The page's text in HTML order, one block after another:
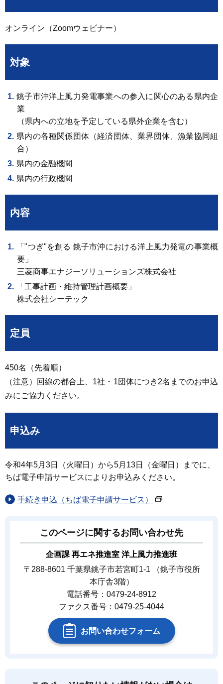
オンライン（Zoomウェビナー）
対象
銚子市沖洋上風力発電事業への参入に関心のある県内企
業
（県内への立地を予定している県外企業を含む）
県内の各種関係団体（経済団体、業界団体、漁業協同組
合）
県内の金融機関
県内の行政機関
内容
「"つぎ"を創る 銚子市沖における洋上風力発電の事業概
要」
三菱商事エナジーソリューションズ株式会社
「工事計画・維持管理計画概要」
株式会社シーテック
定員
450名（先着順）
（注意）回線の都合上、1社・1団体につき2名までのお申込
みにご協力ください。
申込み
令和4年5月3日（火曜日）から5月13日（金曜日）までに、
ちば電子申請サービスによりお申込みください。
手続き申込（ちば電子申請サービス）
このページに関するお問い合わせ先
企画課 再エネ推進室 洋上風力推進班
〒288-8601 千葉県銚子市若宮町1-1 （銚子市役所
本庁舎3階）
電話番号：0479-24-8912
ファクス番号：0479-25-4044
お問い合わせフォーム